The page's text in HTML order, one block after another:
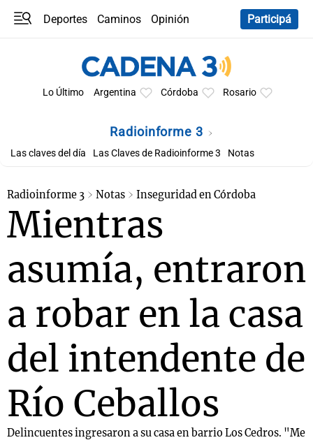
Deportes Caminos
Opinión
Participá
Lo Último Argentina Córdoba Rosario
Radioinforme 3
Las claves del día Las Claves de Radioinforme 3 Notas
Radioinforme 3 Notas Inseguridad en Córdoba
Mientras
asumía, entraron
a robar en la casa
del intendente de
Río Ceballos
Delincuentes ingresaron a su casa en barrio Los Cedros. "Me